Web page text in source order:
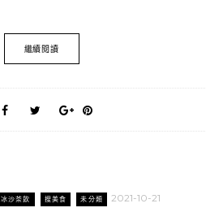
繼續閱讀
冰沙茶飲 搜美食 未分類 2021-10-21